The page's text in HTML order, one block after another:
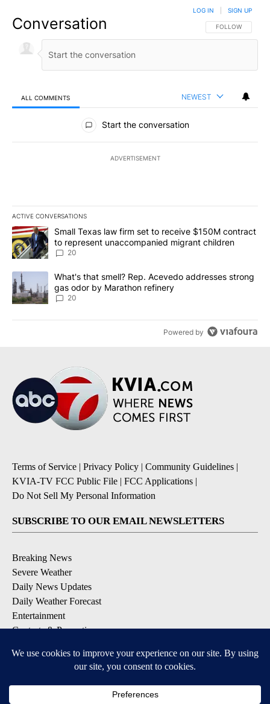
Conversation FOLLOW THIS
FOLLOW
LOG IN SIGN UP
ALL COMMENTS NEWEST
All Comments
Start the conversation
ADVERTISEMENT
ACTIVE CONVERSATIONS
The following is a list of the most commented articles in the last
A trending article titled "Small Texas law firm set to receive
Small Texas law firm set to receive $150M contract
to represent unaccompanied migrant children
20
A trending article titled "What's that smell? Rep. Acevedo
What's that smell? Rep. Acevedo addresses strong
gas odor by Marathon refinery
20
Powered by
Terms of Service | Privacy Policy | Community Guidelines |
KVIA-TV FCC Public File | FCC Applications |
Do Not Sell My Personal Information
SUBSCRIBE TO OUR EMAIL NEWSLETTERS
Breaking News
Severe Weather
Daily News Updates
Daily Weather Forecast
Entertainment
Contests & Promotions
DOWNLOAD OUR APPS
Available for iOS and Android